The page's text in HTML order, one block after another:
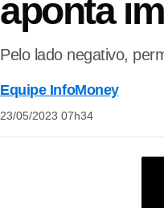
aponta
Pelo lado negativo,
Equipe InfoMoney
23/05/2023 07h34